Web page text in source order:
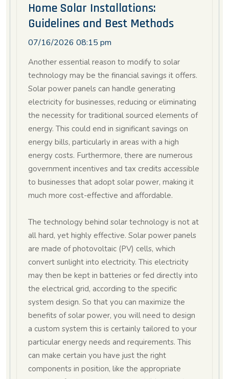
Home Solar Installations:
Guidelines and Best Methods
07/16/2026 08:15 pm
Another essential reason to modify to solar
technology may be the financial savings it offers.
Solar power panels can handle generating
electricity for businesses, reducing or eliminating
the necessity for traditional sourced elements of
energy. This could end in significant savings on
energy bills, particularly in areas with a high
energy costs. Furthermore, there are numerous
government incentives and tax credits accessible
to businesses that adopt solar power, making it
much more cost-effective and affordable.
The technology behind solar technology is not at
all hard, yet highly effective. Solar power panels
are made of photovoltaic (PV) cells, which
convert sunlight into electricity. This electricity
may then be kept in batteries or fed directly into
the electrical grid, according to the specific
system design. So that you can maximize the
benefits of solar power, you will need to design
a custom system this is certainly tailored to your
particular energy needs and requirements. This
can make certain you have just the right
components in position, like the appropriate